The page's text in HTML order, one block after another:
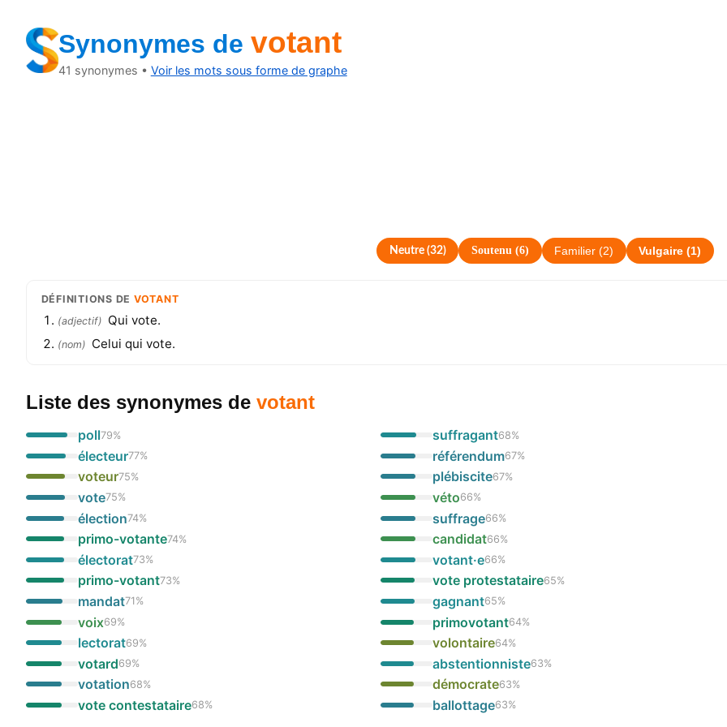
Synonymes de votant
41 synonymes • Voir les mots sous forme de graphe
Neutre(32) Soutenu(6) Familier (2) Vulgaire (1)
DÉFINITIONS DE VOTANT
(adjectif) Qui vote.
(nom) Celui qui vote.
Liste des synonymes de votant
poll79%
électeur77%
voteur75%
vote75%
élection74%
primo-votante74%
électorat73%
primo-votant73%
mandat71 %
voix69%
lectorat69%
votard69%
votation68%
vote contestataire68%
suffragant68%
référendum67%
plébiscite67%
véto66%
suffrage66%
candidat66%
votant·e66%
vote protestataire65%
gagnant65%
primovotant64%
volontaire64%
abstentionniste63%
démocrate63%
ballottage63%